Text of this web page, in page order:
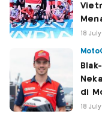
18
di
18